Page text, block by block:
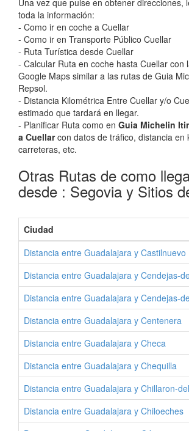
Una vez que pulse en obtener direcciones,
toda la información:
- Como ir en coche a Cuellar
- Como ir en Transporte Público Cuellar
- Ruta Turística desde Cuellar
- Calcular Ruta en coche hasta Cuellar con
Google Maps similar a las rutas de Guia
Repsol.
- Distancia Kilométrica Entre Cuellar y/o
estimado que tardará en llegar.
- Planificar Ruta como en Guia Michelin
a Cuellarcon datos de tráfico, distancia en
carreteras, etc.
Otras Rutas de como
desde : Segovia y Sitios
Ciudad
Distancia entre Guadalajara y Castilnuevo
Distancia entre Guadalajara y Cendejas-
Distancia entre Guadalajara y Cendejas-
Distancia entre Guadalajara y Centenera
Distancia entre Guadalajara y Checa
Distancia entre Guadalajara y Chequilla
Distancia entre Guadalajara y Chillaron-
Distancia entre Guadalajara y Chiloeches